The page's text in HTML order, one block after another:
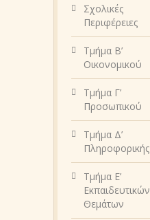
Σχολικές
Περιφέρειες
Τμήμα Β’
Οικονομικού
Τμήμα Γ’
Προσωπικού
Τμήμα Δ’
Πληροφορικής
Τμήμα Ε’
Εκπαιδευτικών
Θεμάτων